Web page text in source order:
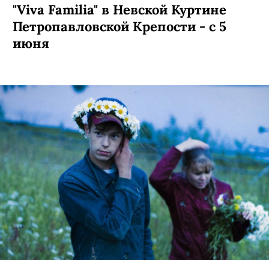
"Viva Familia" в Невской Куртине
Петропавловской Крепости - с 5
июня